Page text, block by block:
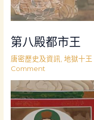
第八殿都市王
唐密歷史及資訊 ,地獄十王
Comment